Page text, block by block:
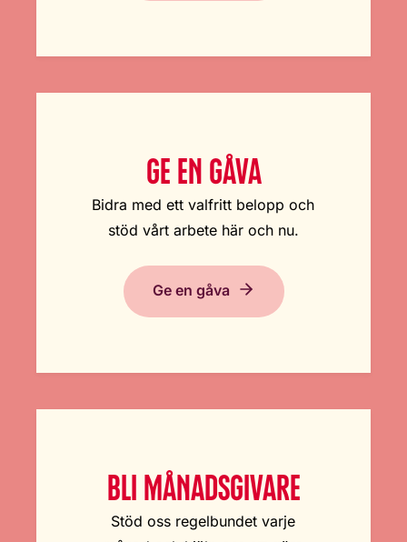
GE EN GÅVA
Bidra med ett valfritt belopp och
stöd vårt arbete här och nu.
Ge en gåva
BLI MÅNADSGIVARE
Stöd oss regelbundet varje